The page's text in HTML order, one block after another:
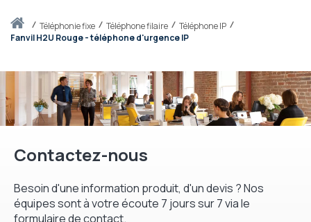
Accueiltéléphonie fixe Téléphone filaire
Téléphone IP
Fanvil H2U Rouge - téléphone d'urgence IP
Contactez-nous
Besoin d'une information produit, d'un devis ? Nos
équipes sont à votre écoute 7 jours sur 7 via le
formulaire de contact.